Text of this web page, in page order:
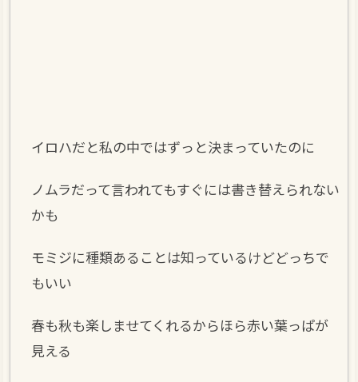
イロハだと私の中ではずっと決まっていたのに
ノムラだって言われてもすぐには書き替えられない
かも
モミジに種類あることは知っているけどどっちで
もいい
春も秋も楽しませてくれるからほら赤い葉っぱが
見える